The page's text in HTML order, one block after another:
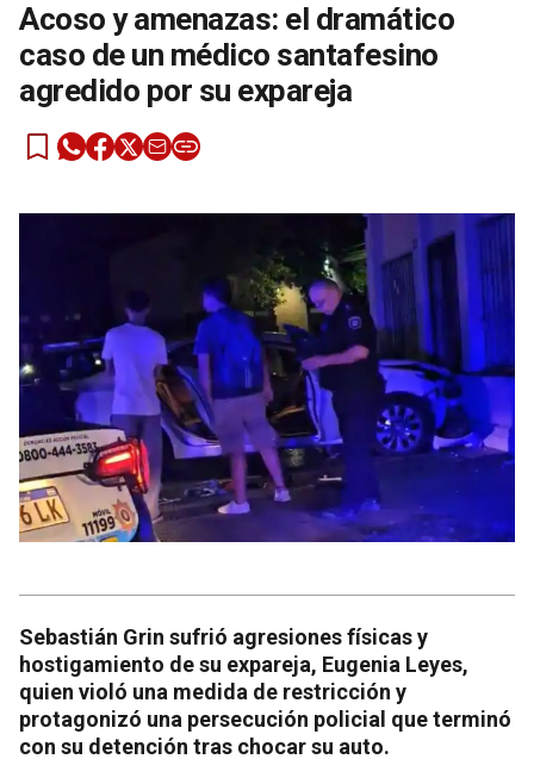
Acoso y amenazas: el dramático
caso de un médico santafesino
agredido por su expareja
Sebastián Grin sufrió agresiones físicas y
hostigamiento de su expareja, Eugenia Leyes,
quien violó una medida de restricción y
protagonizó una persecución policial que terminó
con su detención tras chocar su auto.